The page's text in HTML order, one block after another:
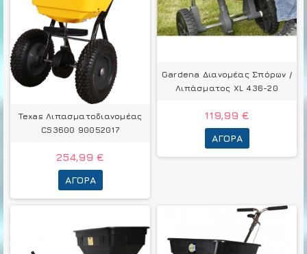
Texas Λιπασματοδιανομέας
CS3600 90052017
254,99 €
ΑΓΟΡΆ
Gardena Διανομέας Σπόρων /
Λιπάσματος XL 436-20
119,99 €
ΑΓΟΡΆ